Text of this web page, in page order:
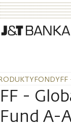
FONDYFF
FF -
Fund A-